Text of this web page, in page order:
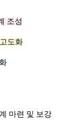
조성
도화
마련 및 보강